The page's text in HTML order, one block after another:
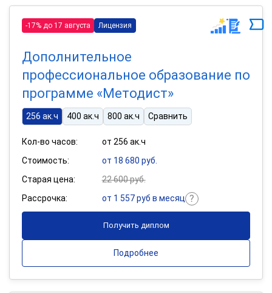
-17% до 17 августа Лицензия
Дополнительное
профессиональное образование по
программе «Методист»
256 ак.ч 400 ак.ч 800 ак.ч Сравнить
Кол-во часов:
от 256 ак.ч
Стоимость:
от 18 680 руб.
Старая цена:
22 600 руб.
Рассрочка:
от 1 557 руб в месяц
Получить диплом
Подробнее